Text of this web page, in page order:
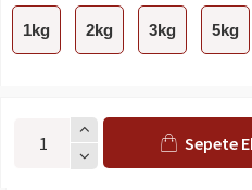
1kg 2kg 3kg 5kg
Sepete